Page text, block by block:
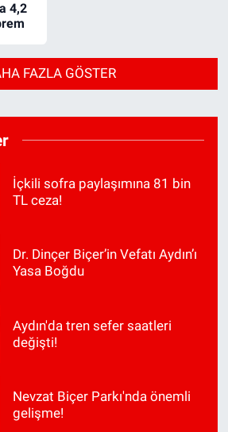
4,2
FAZLA GÖSTER
İçkili sofra paylaşımına 81 bin
TL ceza!
Dr. Dinçer Biçer’in Vefatı Aydın’ı
Yasa Boğdu
Aydın'da tren sefer saatleri
değişti!
Nevzat Biçer Parkı'nda önemli
gelişme!